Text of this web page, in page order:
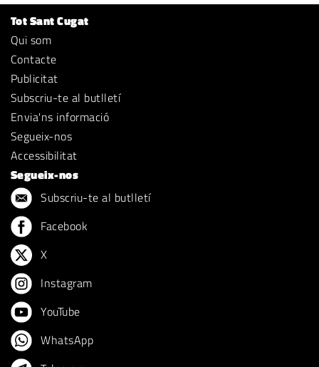
Tot Sant Cugat
Qui som
Contacte
Publicitat
Subscriu-te al butlletí
Envia'ns informació
Segueix-nos
Accessibilitat
Segueix-nos
Subscriu-te al butlletí
Facebook
X
Instagram
YouTube
WhatsApp